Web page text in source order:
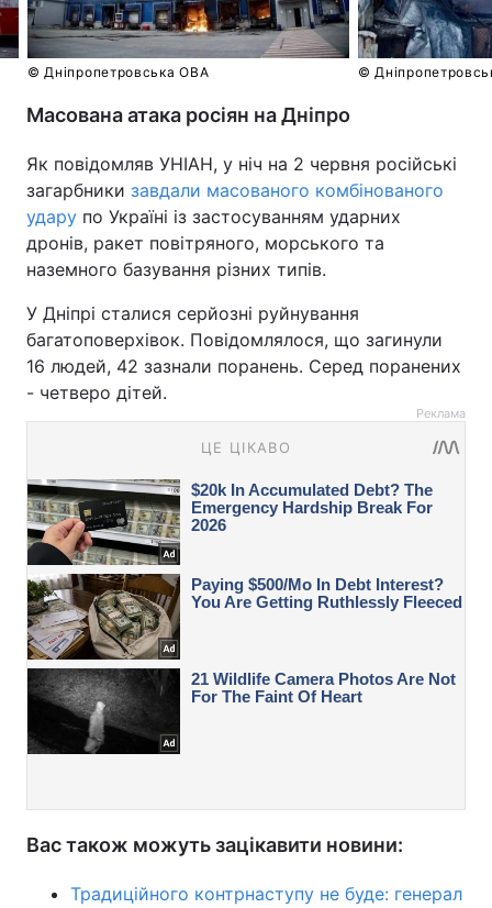
© Дніпропетровська ОВА ©
Масована атака росіян на Дніпро
Як повідомляв УНІАН, у ніч на 2 червня російські
загарбники завдали масованого комбінованого
удару по Україні із застосуванням ударних
дронів, ракет повітряного, морського та
наземного базування різних типів.
У Дніпрі сталися серйозні руйнування
багатоповерхівок. Повідомлялося, що загинули
16 людей, 42 зазнали поранень. Серед поранених
- четверо дітей.
Реклама
Вас також можуть зацікавити новини:
Традиційного контрнаступу не буде: генерал